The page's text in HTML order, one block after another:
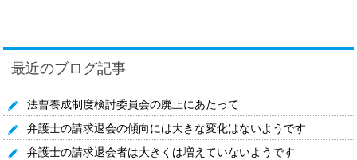
最近のブログ記事
法曹養成制度検討委員会の廃止にあたって
弁護士の請求退会の傾向には大きな変化はないようです
弁護士の請求退会者は大きくは増えていないようです